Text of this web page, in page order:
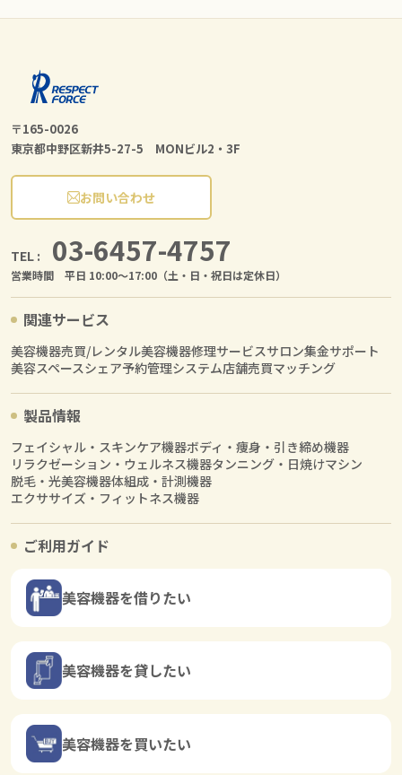
〒165-0026
東京都中野区新井5-27-5 MONビル2・3F
お問い合わせ
TEL : 03-6457-4757
営業時間 平日 10:00〜17:00（土・日・祝日は定休日）
関連サービス
美容機器売買/レンタル美容機器修理サービスサロン集金サポート
美容スペースシェア予約管理システム店舗売買マッチング
製品情報
フェイシャル・スキンケア機器ボディ・痩身・引き締め機器
リラクゼーション・ウェルネス機器タンニング・日焼けマシン
脱毛・光美容機器体組成・計測機器
エクササイズ・フィットネス機器
ご利用ガイド
美容機器を借りたい
美容機器を貸したい
美容機器を買いたい